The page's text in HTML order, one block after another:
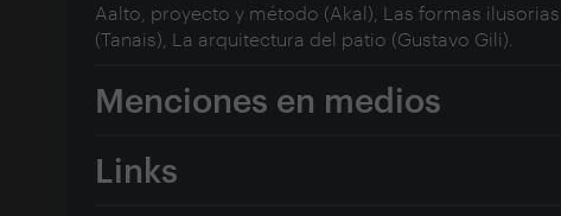
Aalto, proyecto y método (Akal), Las formas
(Tanais), La arquitectura del patio (Gustavo Gili).
Menciones en medios
Links